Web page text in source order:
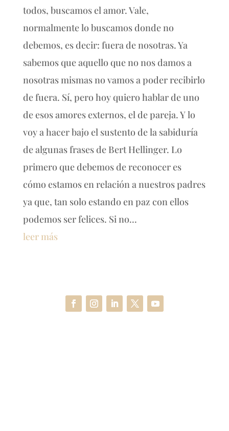
todos, buscamos el amor. Vale,
normalmente lo buscamos donde no
debemos, es decir: fuera de nosotras. Ya
sabemos que aquello que no nos damos a
nosotras mismas no vamos a poder recibirlo
de fuera. Sí, pero hoy quiero hablar de uno
de esos amores externos, el de pareja. Y lo
voy a hacer bajo el sustento de la sabiduría
de algunas frases de Bert Hellinger. Lo
primero que debemos de reconocer es
cómo estamos en relación a nuestros padres
ya que, tan solo estando en paz con ellos
podemos ser felices. Si no...
leer más